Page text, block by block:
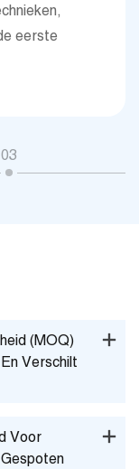
eerste
03
(MOQ)
Verschilt
Voor